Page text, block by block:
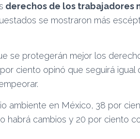
derechos de los trabajadores
se mostraron más
se protegerán mejor los
ciento opinó que seguirá
ambiente en México, 38 por
habrá cambios y 20 por ciento